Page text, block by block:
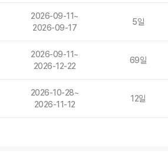
2026-09-11~
2026-09-17
5일
2026-09-11~
2026-12-22
69일
2026-10-28~
2026-11-12
12일